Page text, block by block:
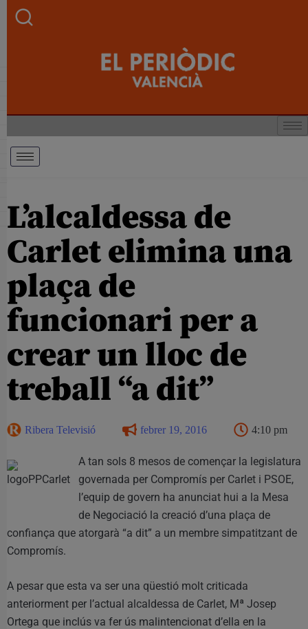
L’alcaldessa de
Carlet elimina una
plaça de
funcionari per a
crear un lloc de
treball “a dit”
Ribera Televisió febrer 19, 2016 4:10 pm
A tan sols 8 mesos de començar la legislatura
governada per Compromís per Carlet i PSOE,
l’equip de govern ha anunciat hui a la Mesa
de Negociació la creació d’una plaça de
confiança que atorgarà “a dit” a un membre simpatitzant de
Compromís.
A pesar que esta va ser una qüestió molt criticada
anteriorment per l’actual alcaldessa de Carlet, Mª Josep
Ortega que inclús va fer ús malintencionat d’ella en la